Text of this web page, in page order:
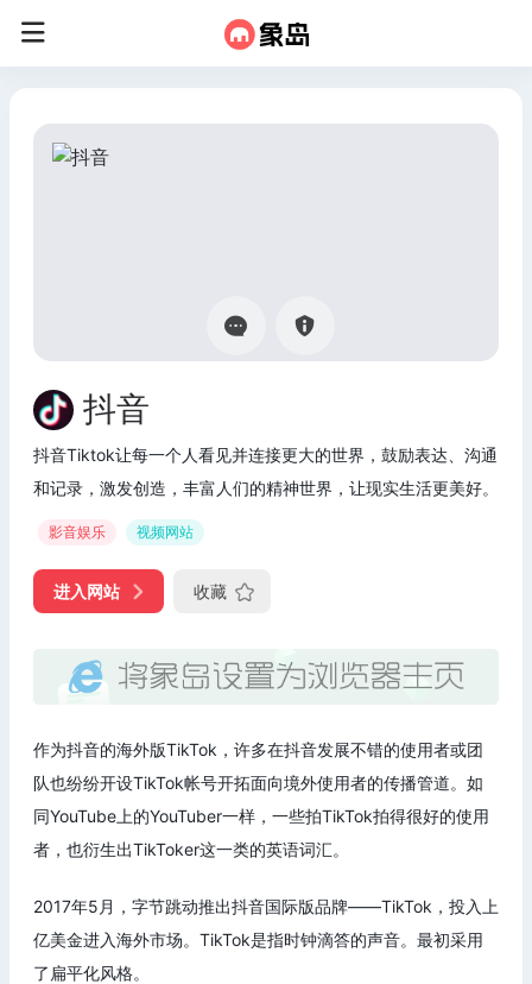
抖音
抖音Tiktok让每一个人看见并连接更大的世界，鼓励表达、沟通
和记录，激发创造，丰富人们的精神世界，让现实生活更美好。
影音娱乐 视频网站
进入网站 收藏
作为抖音的海外版TikTok，许多在抖音发展不错的使用者或团
队也纷纷开设TikTok帐号开拓面向境外使用者的传播管道。如
同YouTube上的YouTuber一样，一些拍TikTok拍得很好的使用
者，也衍生出TikToker这一类的英语词汇。
2017年5月，字节跳动推出抖音国际版品牌——TikTok，投入上
亿美金进入海外市场。TikTok是指时钟滴答的声音。最初采用
了扁平化风格。